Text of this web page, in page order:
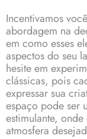
Incentivamos
abordagem na
em como esses
aspectos do seu
hesite em
clássicas, pois
expressar sua
espaço pode ser
estimulante,
atmosfera